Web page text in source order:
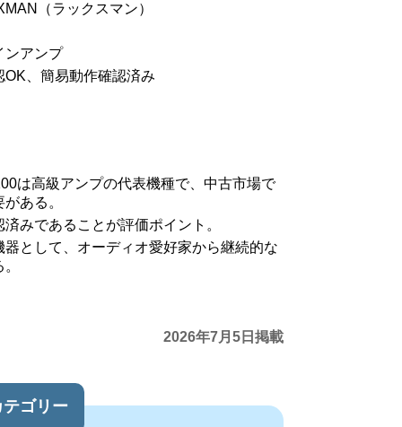
（ラックスマン）
ンアンプ
OK、簡易動作確認済み
は高級アンプの代表機種で、中古市場で
ある。
みであることが評価ポイント。
器として、オーディオ愛好家から継続的な
2026年7月5日掲載
ゴリー